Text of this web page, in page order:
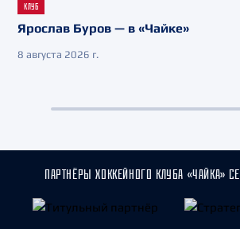
КЛУБ
Ярослав Буров — в «Чайке»
8 августа 2026 г.
ПАРТНЁРЫ ХОККЕЙНОГО КЛУБА «ЧАЙКА»